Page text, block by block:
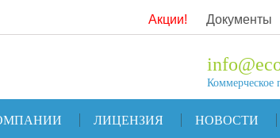
Акции! Документы
Коммерческое
ЛИЦЕНЗИЯ НОВОСТИ